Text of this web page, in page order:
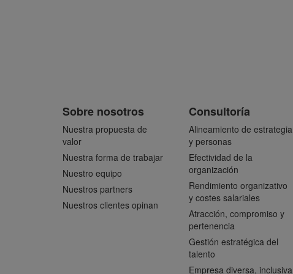
Sobre nosotros
Nuestra propuesta de
valor
Nuestra forma de trabajar
Nuestro equipo
Nuestros partners
Nuestros clientes opinan
Consultoría
Alineamiento de estrategia
y personas
Efectividad de la
organización
Rendimiento organizativo
y costes salariales
Atracción, compromiso y
pertenencia
Gestión estratégica del
talento
Empresa diversa, inclusiva